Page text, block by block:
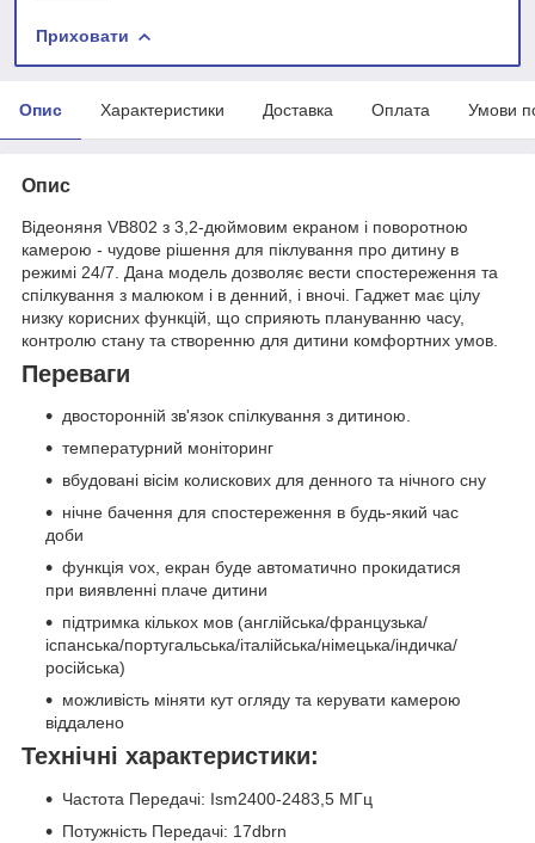
Приховати
Опис Характеристики Доставка Оплата Умови
Опис
Відеоняня VB802 з 3,2-дюймовим екраном і поворотною
камерою - чудове рішення для піклування про дитину в
режимі 24/7. Дана модель дозволяє вести спостереження та
спілкування з малюком і в денний, і вночі. Гаджет має цілу
низку корисних функцій, що сприяють плануванню часу,
контролю стану та створенню для дитини комфортних умов.
Переваги
двосторонній зв'язок спілкування з дитиною.
температурний моніторинг
вбудовані вісім колискових для денного та нічного сну
нічне бачення для спостереження в будь-який час
доби
функція vox, екран буде автоматично прокидатися
при виявленні плаче дитини
підтримка кількох мов (англійська/французька/
іспанська/португальська/італійська/німецька/індичка/
російська)
можливість міняти кут огляду та керувати камерою
віддалено
Технічні характеристики:
Частота Передачі: Ism2400-2483,5 МГц
Потужність Передачі: 17dbrn